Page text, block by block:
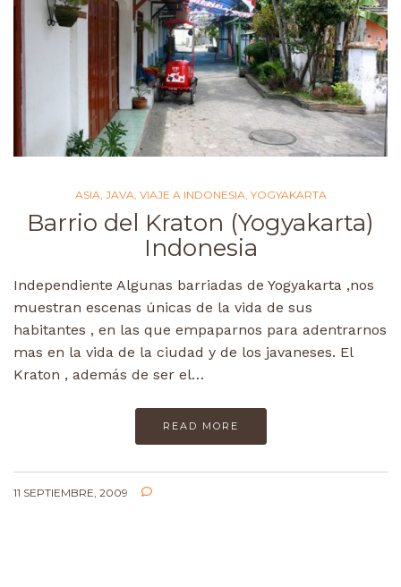
ASIA JAVA VIAJE A INDONESIA YOGYAKARTA
Barrio del Kraton (Yogyakarta)
Indonesia
Independiente Algunas barriadas de Yogyakarta ,nos
muestran escenas únicas de la vida de sus
habitantes , en las que empaparnos para adentrarnos
mas en la vida de la ciudad y de los javaneses. El
Kraton , además de ser el…
READ MORE
11 SEPTIEMBRE, 2009